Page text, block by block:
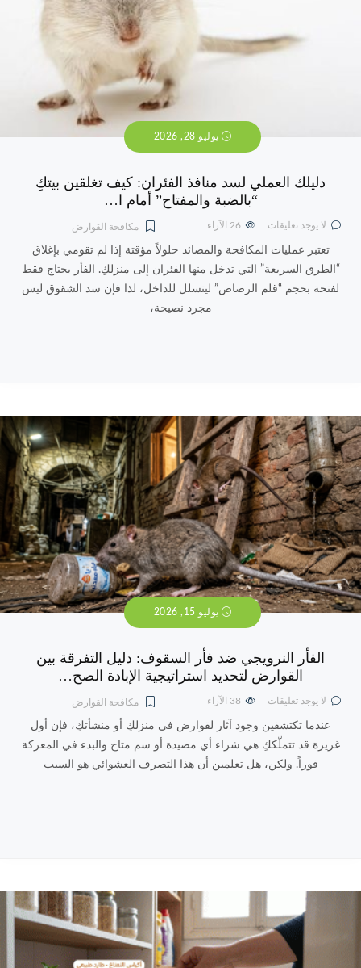
يوليو 28, 2026
دليلك العملي لسد منافذ الفئران: كيف تغلقين بيتكِ
“بالضبة والمفتاح” أمام ا…
مكافحة القوارض لا يوجد تعليقات الآراء
تعتبر عمليات المكافحة والمصائد حلولاً مؤقتة إذا لم تقومي بإغلاق
“الطرق السريعة” التي تدخل منها الفئران إلى منزلكِ. الفأر يحتاج فقط
لفتحة بحجم “قلم الرصاص” ليتسلل للداخل، لذا فإن سد الشقوق ليس
مجرد نصيحة،
يوليو 15, 2026
الفأر النرويجي ضد فأر السقوف: دليل التفرقة بين
القوارض لتحديد استراتيجية الإبادة الصح…
مكافحة القوارض لا يوجد تعليقات الآراء
عندما تكتشفين وجود آثار لقوارض في منزلكِ أو منشأتكِ، فإن أول
غريزة قد تتملّككِ هي شراء أي مصيدة أو سم متاح والبدء في المعركة
فوراً. ولكن، هل تعلمين أن هذا التصرف العشوائي هو السبب